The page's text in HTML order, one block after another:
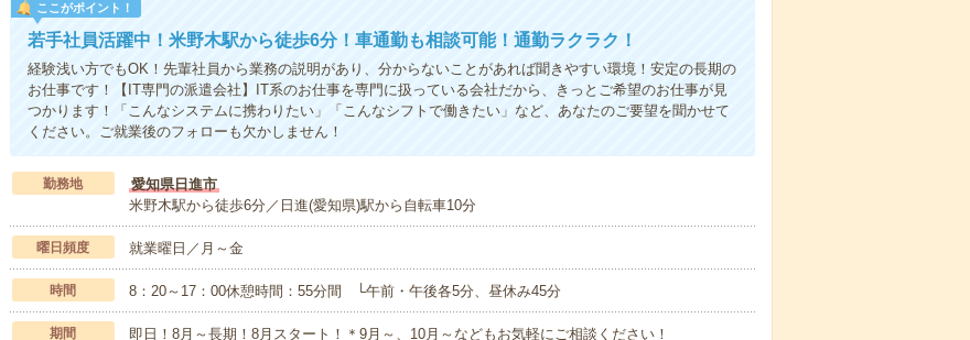
ここがポイント！
若手社員活躍中！米野木駅から徒歩6分！車通勤も相談可能！通勤ラクラク！
経験浅い方でもOK！先輩社員から業務の説明があり、分からないことがあれば聞きやすい環境！安定の長期の
お仕事です！【IT専門の派遣会社】IT系のお仕事を専門に扱っている会社だから、きっとご希望のお仕事が見
つかります！「こんなシステムに携わりたい」「こんなシフトで働きたい」など、あなたのご要望を聞かせて
ください。ご就業後のフォローも欠かしません！
勤務地
愛知県日進市
米野木駅から徒歩6分／日進(愛知県)駅から自転車10分
曜日頻度 就業曜日／月～金
時間 8：20～17：00休憩時間：55分間 └午前・午後各5分、昼休み45分
期間 即日！8月～長期！8月スタート！＊9月～、10月～などもお気軽にご相談ください！